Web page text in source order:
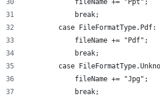
            fileName += "Ppt";
            break;
        case FileFormatType.Pdf:
            fileName += "Pdf";
            break;
case
            fileName += "Jpg";
            break;